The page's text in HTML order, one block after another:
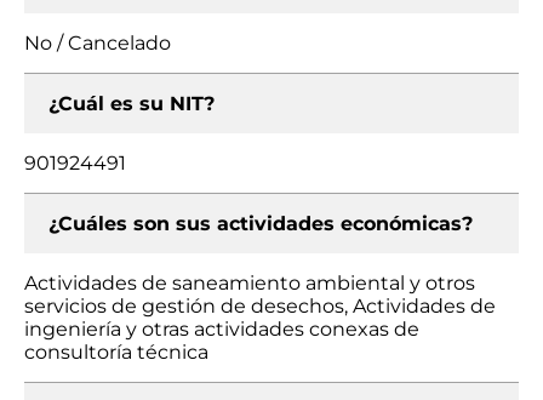
No / Cancelado
¿Cuál es su NIT?
901924491
¿Cuáles son sus actividades económicas?
Actividades de saneamiento ambiental y otros
servicios de gestión de desechos, Actividades de
ingeniería y otras actividades conexas de
consultoría técnica